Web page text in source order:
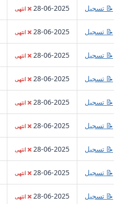
📝 تسجيل 28-06-2025 ❌ انتهى
📝 تسجيل 28-06-2025 ❌ انتهى
📝 تسجيل 28-06-2025 ❌ انتهى
📝 تسجيل 28-06-2025 ❌ انتهى
📝 تسجيل 28-06-2025 ❌ انتهى
📝 تسجيل 28-06-2025 ❌ انتهى
📝 تسجيل 28-06-2025 ❌ انتهى
📝 تسجيل 28-06-2025 ❌ انتهى
📝 تسجيل 28-06-2025 ❌ انتهى